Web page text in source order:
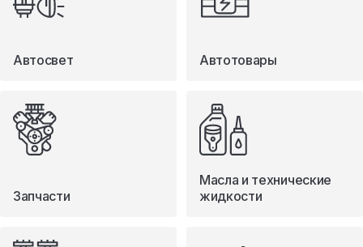
Туризм
Автосвет Автотовары
Запчасти
Масла и технические
жидкости